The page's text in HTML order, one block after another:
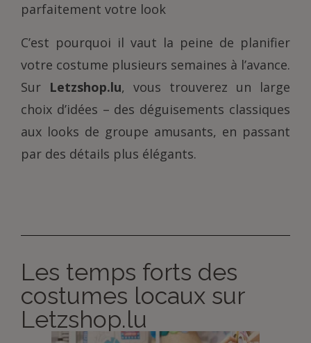
parfaitement votre look
C’est pourquoi il vaut la peine de planifier
votre costume plusieurs semaines à l’avance.
Sur Letzshop.lu, vous trouverez un large
choix d’idées – des déguisements classiques
aux looks de groupe amusants, en passant
par des détails plus élégants.
Les temps forts des
costumes locaux sur
Letzshop.lu